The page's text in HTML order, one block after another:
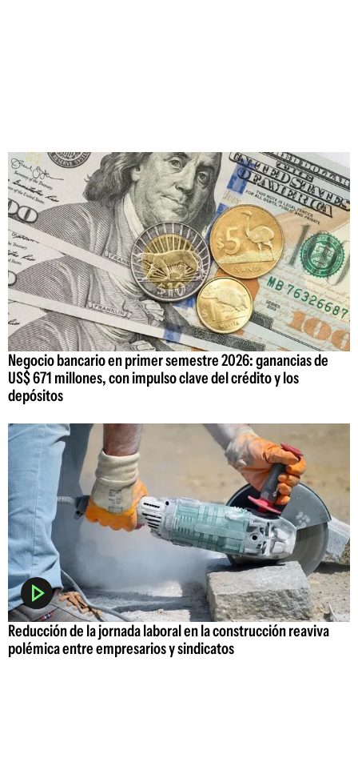
Negocio bancario en primer semestre 2026: ganancias de
US$ 671 millones, con impulso clave del crédito y los
depósitos
Reducción de la jornada laboral en la construcción reaviva
polémica entre empresarios y sindicatos